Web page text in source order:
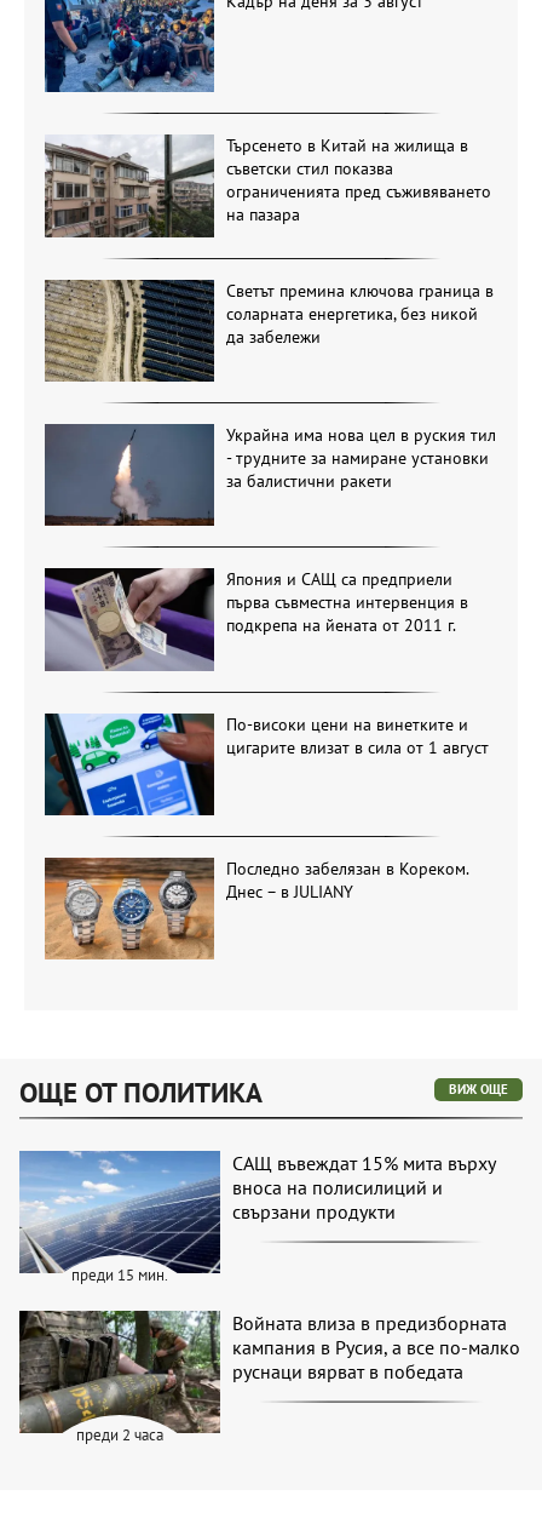
Търсенето в Китай на жилища в
съветски стил показва
ограниченията пред съживяването
на пазара
Светът премина ключова граница в
соларната енергетика, без никой
да забележи
Украйна има нова цел в руския тил
- трудните за намиране установки
за балистични ракети
Япония и САЩ са предприели
първа съвместна интервенция в
подкрепа на йената от 2011 г.
По-високи цени на винетките и
цигарите влизат в сила от 1 август
Последно забелязан в Кореком.
Днес – в JULIANY
ОЩЕ ОТ ПОЛИТИКА ВИЖ ОЩЕ
преди 15 мин.
САЩ въвеждат 15% мита върху
вноса на полисилиций и
свързани продукти
преди 2 часа
Войната влиза в предизборната
кампания в Русия, а все по-малко
руснаци вярват в победата